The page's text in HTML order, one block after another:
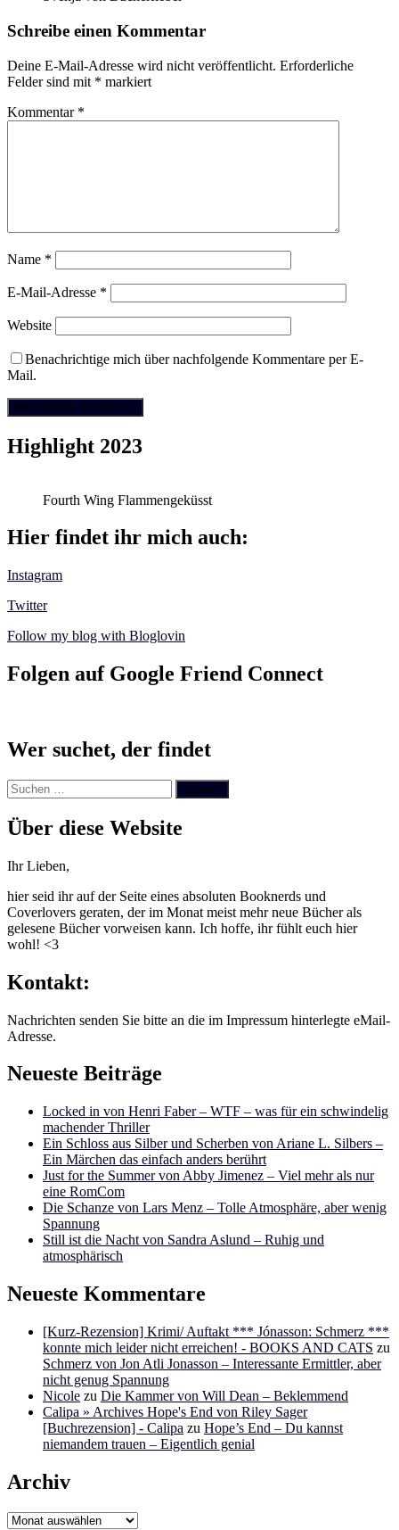
Schreibe einen Kommentar
Deine E-Mail-Adresse wird nicht veröffentlicht. Erforderliche
Felder sind mit * markiert
Kommentar *
Name *
E-Mail-Adresse *
Website
Benachrichtige mich über nachfolgende Kommentare per E-
Mail.
Highlight 2023
Fourth Wing Flammengeküsst
Hier findet ihr mich auch:
Instagram
Twitter
Follow my blog with Bloglovin
Folgen auf Google Friend Connect
Wer suchet, der findet
Suchen
nach:
Über diese Website
Ihr Lieben,
hier seid ihr auf der Seite eines absoluten Booknerds und
Coverlovers geraten, der im Monat meist mehr neue Bücher als
gelesene Bücher vorweisen kann. Ich hoffe, ihr fühlt euch hier
wohl! <3
Kontakt:
Nachrichten senden Sie bitte an die im Impressum hinterlegte eMail-
Adresse.
Neueste Beiträge
Locked in von Henri Faber – WTF – was für ein schwindelig
machender Thriller
Ein Schloss aus Silber und Scherben von Ariane L. Silbers –
Ein Märchen das einfach anders berührt
Just for the Summer von Abby Jimenez – Viel mehr als nur
eine RomCom
Die Schanze von Lars Menz – Tolle Atmosphäre, aber wenig
Spannung
Still ist die Nacht von Sandra Aslund – Ruhig und
atmosphärisch
Neueste Kommentare
[Kurz-Rezension] Krimi/ Auftakt *** Jónasson: Schmerz ***
konnte mich leider nicht erreichen! - BOOKS AND CATS zu
Schmerz von Jon Atli Jonasson – Interessante Ermittler, aber
nicht genug Spannung
Nicole zu Die Kammer von Will Dean – Beklemmend
Calipa » Archives Hope's End von Riley Sager
[Buchrezension] - Calipa zu Hope’s End – Du kannst
niemandem trauen – Eigentlich genial
Archiv
Archiv